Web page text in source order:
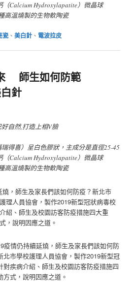
（Calcium Hydroxylapatite）微晶球
高溫燒製的生物軟陶瓷
瓷 、美白針 、 電波拉皮
師生如何防範
針
自然,打造上相V臉
瑞得喜）呈白色膠狀，主成分是直徑25-45
（Calcium Hydroxylapatite）微晶球
高溫燒製的生物軟陶瓷
燒，師生及家長們該如何防疫？新北市
理人員協會，製作2019新型冠狀病毒校
紹、師生及校園訪客防疫措施四大重
，說明因應之道。
疫情仍持續延燒，師生及家長們該如何防
北市學校護理人員協會，製作2019新型冠
對疾病介紹、師生及校園訪客防疫措施四
式，說明因應之道。